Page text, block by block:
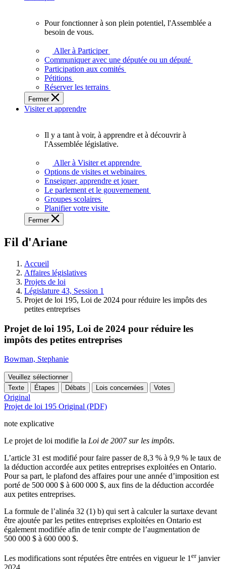
plein
potentiel,
l'Assemblée
a
besoin
de
Pour fonctionner à son plein potentiel, l'Assemblée a
besoin de vous.
Aller à Participer
Communiquer avec une députée ou un député
Participation aux comités
Pétitions
Réserver les terrains
Fermer
Visiter et apprendre
voir,
apprendre
et
à
à
législative.
Il y a tant à voir, à apprendre et à découvrir à
l'Assemblée législative.
Aller à Visiter et apprendre
Options de visites et webinaires
Enseigner, apprendre et jouer
Le parlement et le gouvernement
Groupes scolaires
Planifier votre visite
Fermer
Fil d'Ariane
Accueil
Affaires législatives
Projets de loi
Législature 43, Session 1
Projet de loi 195, Loi de 2024 pour réduire les impôts des
petites entreprises
Projet de loi 195, Loi de 2024 pour réduire les
impôts des petites entreprises
Bowman, Stephanie
Veuillez sélectionner
Texte
Étapes Débats Lois concernées Votes
Original
Projet de loi 195 Original (PDF)
note explicative
Le projet de loi modifie la Loi de 2007 sur les impôts.
L’article 31 est modifié pour faire passer de 8,3 % à 9,9 % le taux de
la déduction accordée aux petites entreprises exploitées en Ontario.
Pour sa part, le plafond des affaires pour une année d’imposition est
porté de 500 000 $ à 600 000 $, aux fins de la déduction accordée
aux petites entreprises.
La formule de l’alinéa 32 (1) b) qui sert à calculer la surtaxe devant
être ajoutée par les petites entreprises exploitées en Ontario est
également modifiée afin de tenir compte de l’augmentation de
500 000 $ à 600 000 $.
Les modifications sont réputées être entrées en vigueur le 1 erjanvier
2024.